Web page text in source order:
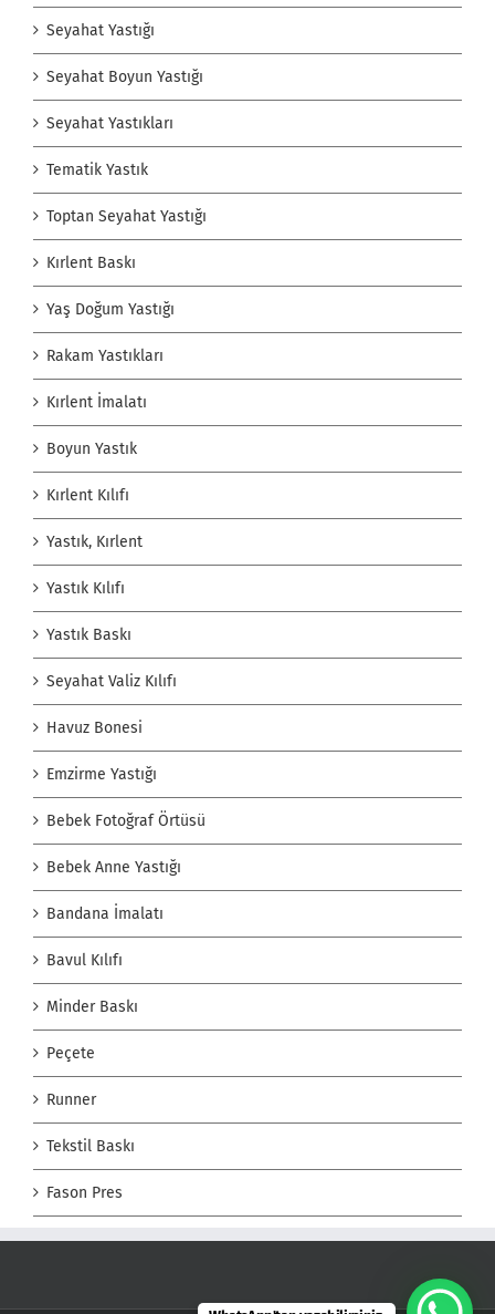
Seyahat Yastığı
Seyahat Boyun Yastığı
Seyahat Yastıkları
Tematik Yastık
Toptan Seyahat Yastığı
Kırlent Baskı
Yaş Doğum Yastığı
Rakam Yastıkları
Kırlent İmalatı
Boyun Yastık
Kırlent Kılıfı
Yastık, Kırlent
Yastık Kılıfı
Yastık Baskı
Seyahat Valiz Kılıfı
Havuz Bonesi
Emzirme Yastığı
Bebek Fotoğraf Örtüsü
Bebek Anne Yastığı
Bandana İmalatı
Bavul Kılıfı
Minder Baskı
Peçete
Runner
Tekstil Baskı
Fason Pres